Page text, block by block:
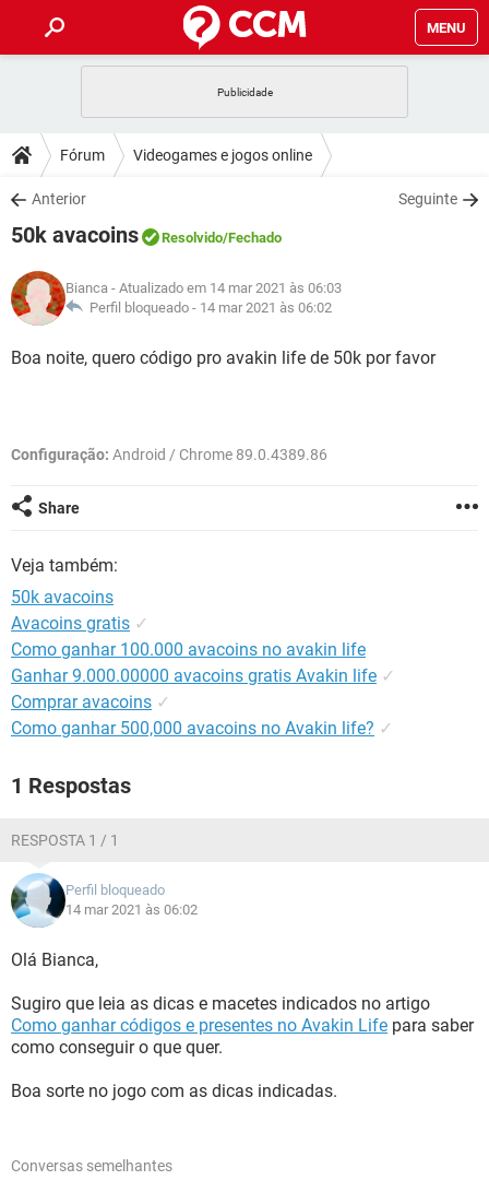
MENU
CELULAR FACEBOOK
OUTLOOK
INSTAGRAM GMAIL
GUIA DE COMPRAS
DICAS
JOGOS WHATSAPP
INSTAGRAM GMAIL
GUIA DE COMPRAS
DOWNLOADS
JOGOS WHATSAPP
CELULAR
OUTLOOK EXCEL
INSTAGRAM GMAIL
JOGOS WHATSAPP
CELULAR
OUTLOOK EXCEL
GLOSSÁRIO
WHATSAPP
INSTAGRAM GMAIL
GUIA DE COMPRAS
Fórum Videogames e jogos online
Anterior Seguinte
50k avacoins Resolvido/Fechado
Bianca - Atualizado em 14 mar 2021 às 06:03
Perfil bloqueado - 14 mar 2021 às 06:02
Boa noite, quero código pro avakin life de 50k por favor
Configuração: Android / Chrome 89.0.4389.86
Share
Veja também:
50k avacoins
Avacoins gratis ✓
Como ganhar 100.000 avacoins no avakin life
Ganhar 9.000.00000 avacoins gratis Avakin life ✓
Comprar avacoins ✓
Como ganhar 500,000 avacoins no Avakin life? ✓
1 Respostas
RESPOSTA 1 / 1
Perfil bloqueado
14 mar 2021 às 06:02
Olá Bianca,
Sugiro que leia as dicas e macetes indicados no artigo
Como ganhar códigos e presentes no Avakin Life para saber
como conseguir o que quer.
Boa sorte no jogo com as dicas indicadas.
Conversas semelhantes